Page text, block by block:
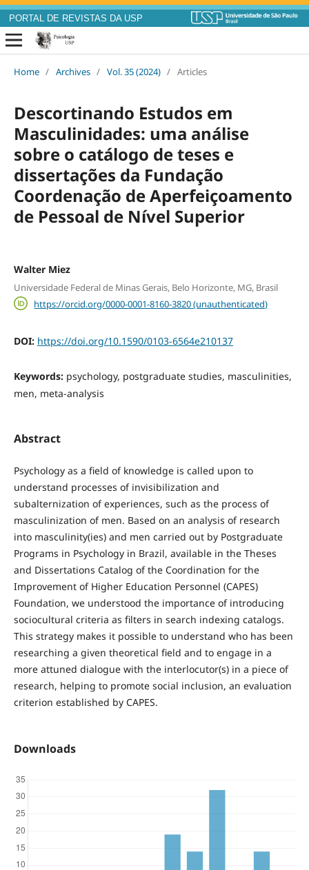
PORTAL DE REVISTAS DA USP
Home / Archives / Vol. 35 (2024) / Articles
Descortinando Estudos em
Masculinidades: uma análise
sobre o catálogo de teses e
dissertações da Fundação
Coordenação de Aperfeiçoamento
de Pessoal de Nível Superior
Walter Miez
Universidade Federal de Minas Gerais, Belo Horizonte, MG, Brasil
https://orcid.org/0000-0001-8160-3820 (unauthenticated)
DOI: https://doi.org/10.1590/0103-6564e210137
Keywords: psychology, postgraduate studies, masculinities,
men, meta-analysis
Abstract
Psychology as a field of knowledge is called upon to
understand processes of invisibilization and
subalternization of experiences, such as the process of
masculinization of men. Based on an analysis of research
into masculinity(ies) and men carried out by Postgraduate
Programs in Psychology in Brazil, available in the Theses
and Dissertations Catalog of the Coordination for the
Improvement of Higher Education Personnel (CAPES)
Foundation, we understood the importance of introducing
sociocultural criteria as filters in search indexing catalogs.
This strategy makes it possible to understand who has been
researching a given theoretical field and to engage in a
more attuned dialogue with the interlocutor(s) in a piece of
research, helping to promote social inclusion, an evaluation
criterion established by CAPES.
Downloads